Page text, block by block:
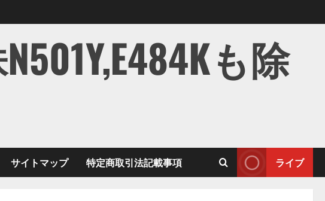
も除
サイトマップ 特定商取引法記載事項 ライブ